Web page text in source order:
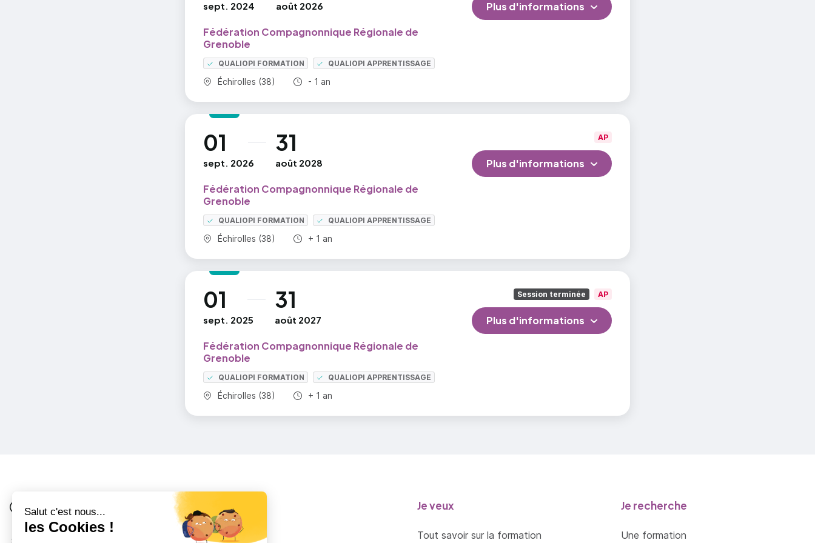
sept. 2024 août 2026
Fédération Compagnonnique Régionale de
Grenoble
QUALIOPI FORMATION QUALIOPI APPRENTISSAGE
Commune :
Échirolles (38) Durée totale :
- 1 an
Plus d'informations
01
sept. 2026
au 31
août 2028
Fédération Compagnonnique Régionale de
Grenoble
QUALIOPI FORMATION QUALIOPI APPRENTISSAGE
Commune :
Échirolles (38) Durée totale :
+ 1 an
AP
Plus d'informations
01
sept. 2025
au 31
août 2027
Fédération Compagnonnique Régionale de
Grenoble
QUALIOPI FORMATION QUALIOPI APPRENTISSAGE
Commune :
Échirolles (38) Durée totale :
+ 1 an
Session terminée AP
Plus d'informations
Côté Formations
Je suis
Au collège
Je veux
Tout savoir sur la formation
Je recherche
Une formation